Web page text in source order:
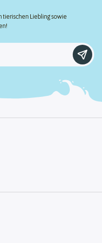
tierischen Liebling sowie